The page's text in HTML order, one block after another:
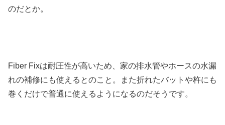
のだとか。
Fiber Fixは耐圧性が高いため、家の排水管やホースの水漏
れの補修にも使えるとのこと。また折れたバットや杵にも
巻くだけで普通に使えるようになるのだそうです。